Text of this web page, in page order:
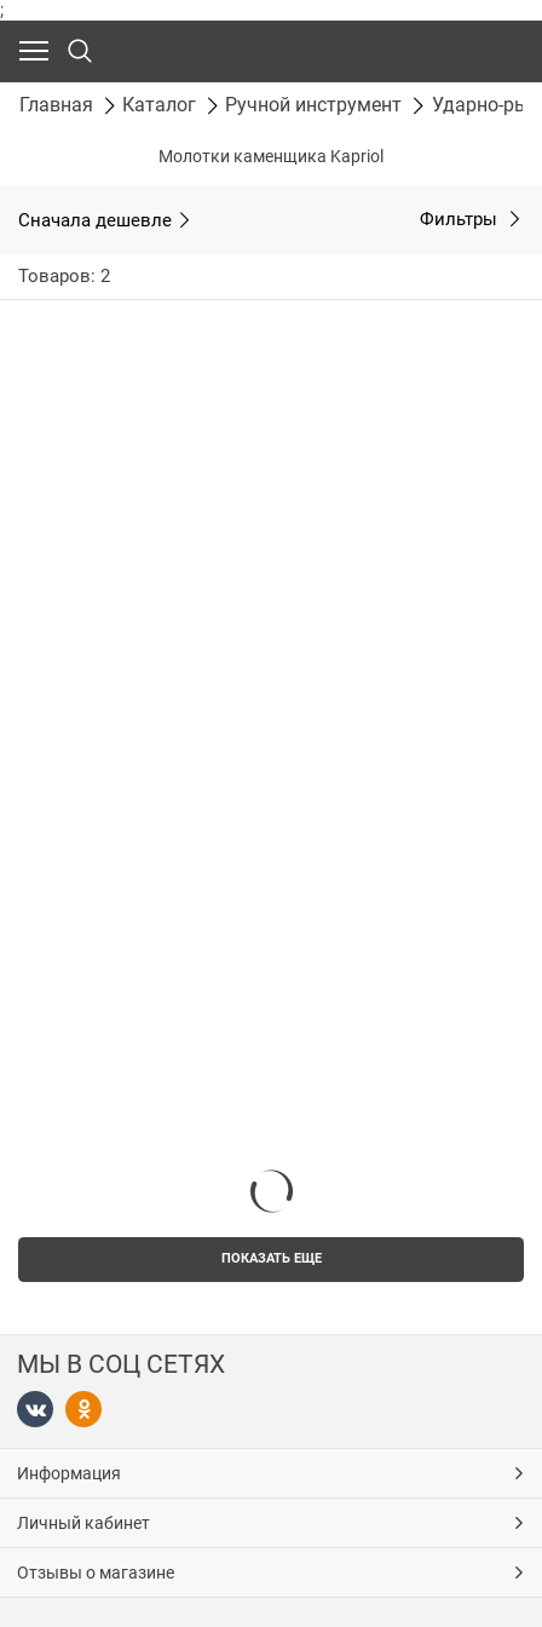
;
Главная Каталог Ручной инструмент Ударно-
Молотки каменщика Kapriol
Сначала дешевле Фильтры
Товаров: 2
ПОКАЗАТЬ ЕЩЕ
МЫ В СОЦ СЕТЯХ
Информация
Личный кабинет
Отзывы о магазине